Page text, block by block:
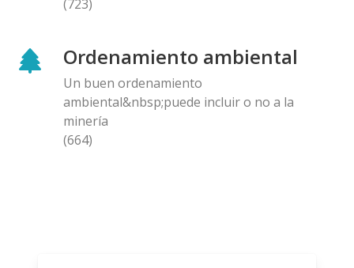
(723)
Ordenamiento ambiental
Un buen ordenamiento
ambiental&nbsp;puede incluir o no a la
minería
(664)